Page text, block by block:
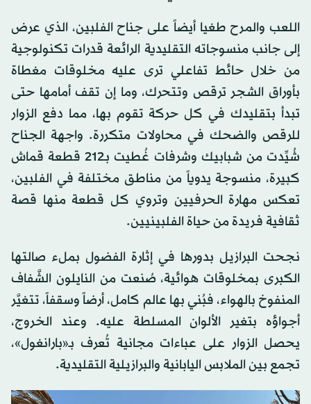
اللعب والمرح طغيا أيضاً على جناح الفلبين، الذي عرض
إلى جانب منسوجاته التقليدية الرائعة قدرات تكنولوجية
من خلال حائط تفاعلي ترى عليه مخلوقات مغطاة
بأوراق الشجر ترقص وتتحرك، وما إن تقف أمامها حتى
تبدأ بتقليدك في كل حركة تقوم بها، مما دفع الزوار
للرقص والضحك في محاولات متكررة. واجهة الجناح
شُيِّدت من شبابيك وشرفات غُطيت بـ212 قطعة قماش
كبيرة، منسوجة يدوياً من مناطق مختلفة في الفلبين،
تعكس مهارة الحرفيين وتروي كل قطعة منها قصة
ثقافية فريدة من حياة الفلبينيين.
نجحت البرازيل بدورها في إثارة الفضول بملء صالتها
الكبرى بمخلوقات هوائية، صُنعت من النايلون الشَّفاف
المنفوخ بالهواء، فبُني بها عالم كامل، أرضاً وسقفاً، تتغيَّر
أجواؤه بتغير الألوان المسلطة عليه. وعند الخروج،
يحصل الزوار على عباءات مجانية تُعرف بـ«بارانغول»،
تجمع بين الملابس اليابانية والبرازيلية التقليدية.